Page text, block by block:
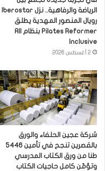
رويال المنصور المهدية يطلق
Pilates Reformer بنظام All
Inclusive
2 أغسطس 2026
شركة عجين الحلفاء والورق
بالقصرين تنجح في تأمين 5446
طنا من ورق الكتاب المدرسي
وتؤمّن كامل حاجيات الكتاب